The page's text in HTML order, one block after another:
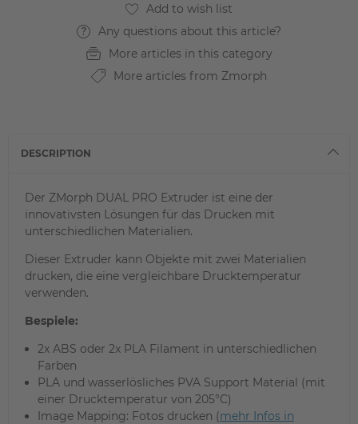
Any questions about this article?
More articles in this category
More articles from Zmorph
DESCRIPTION
Der ZMorph DUAL PRO Extruder ist eine der
innovativsten Lösungen für das Drucken mit
unterschiedlichen Materialien.
Dieser Extruder kann Objekte mit zwei Materialien
drucken, die eine vergleichbare Drucktemperatur
verwenden.
Bespiele:
2x ABS oder 2x PLA Filament in unterschiedlichen
Farben
PLA und wasserlösliches PVA Support Material (mit
einer Drucktemperatur von 205°C)
Image Mapping: Fotos drucken (mehr Infos in